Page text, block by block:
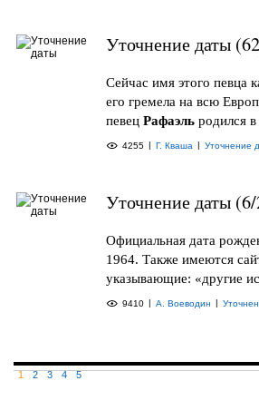
Уточнение даты
Сейчас имя этого певца
его гремела на всю
певец Рафаэль родился
4255 | Г. Кваша | Уточнение
Уточнение даты
Официальная дата
1964. Также имеются
указывающие: «другие
9410 | А. Воеводин |
1 2 3 4 5